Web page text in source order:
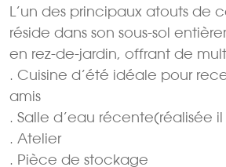
L’un des principaux atouts de
réside dans son sous-sol
en rez-de-jardin, offrant de
. Cuisine d’été idéale pour
amis
. Salle d’eau récente(réalisée il
. Atelier
. Pièce de stockage